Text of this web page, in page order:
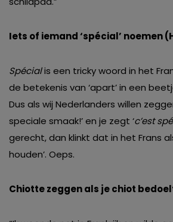
Iets of iemand ‘spécial’ noemen
Spécialis een tricky woord in het
de betekenis van ‘apart’ in een
Dus als wij Nederlanders willen
speciale smaak!’ en je zegt ‘c’est
gerecht, dan klinkt dat in het Frans
houden’. Oeps.
Chiotte zeggen als je chiot